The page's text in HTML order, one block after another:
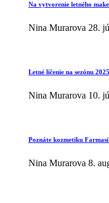
Na vytvorenie letného
Nina Murarova 28.
Letné líčenie na sezónu
Nina Murarova 10.
Poznáte kozmetiku
Nina Murarova 8.